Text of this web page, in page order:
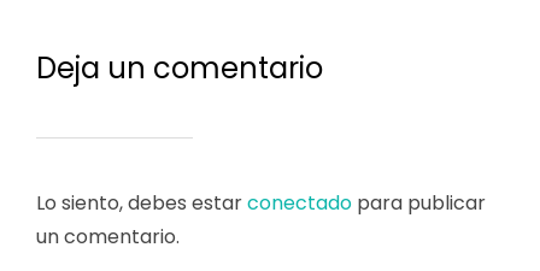
Deja un comentario
Lo siento, debes estarconectado para publicar
un comentario.